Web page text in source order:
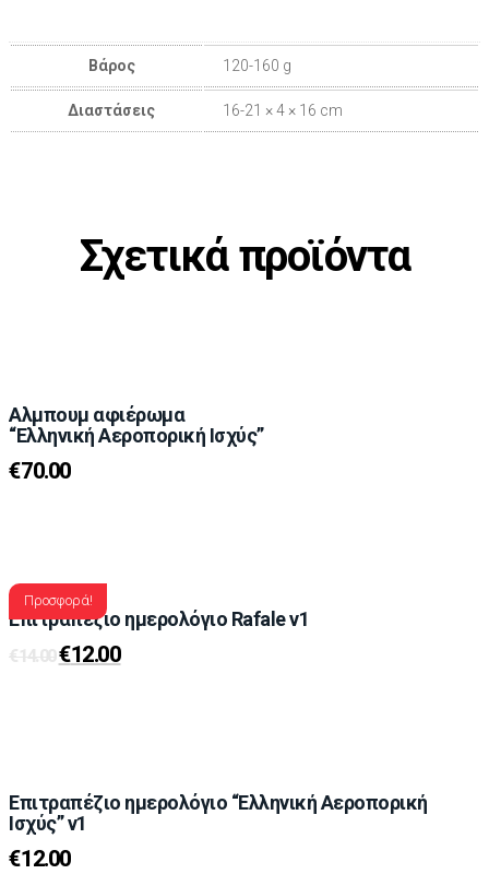
Βάρος 120-160 g
Διαστάσεις 16-21 × 4 × 16 cm
Σχετικά προϊόντα
Αλμπουμ αφιέρωμα
“Ελληνική Αεροπορική Ισχύς”
€70.00
Προσφορά!
Επιτραπέζιο ημερολόγιο Rafale v1
€14.00 €12.00
Επιτραπέζιο ημερολόγιο “Ελληνική Αεροπορική
Ισχύς” v1
€12.00